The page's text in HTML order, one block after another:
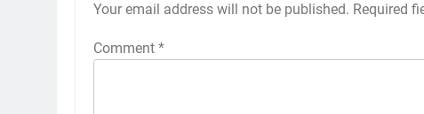
Your email address will not be published. Required
Comment *